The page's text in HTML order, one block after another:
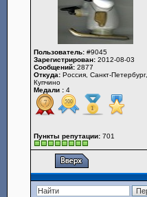
Пользователь: #9045
Зарегистрирован: 2012-08-03
Сообщений: 2877
Откуда: Россия, Санкт-Петербург,
Купчино
Медали : 4
Пункты репутации: 701